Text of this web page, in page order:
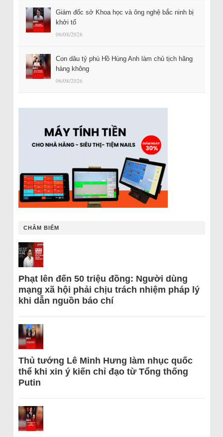
Giám đốc sở Khoa học và ông nghệ bắc ninh bị
khởi tố
06/08/2026
Con dâu tỷ phú Hồ Hùng Anh làm chủ tịch hãng
hàng không
06/08/2026
CHÂM BIẾM
Phạt lên đến 50 triệu đồng: Người dùng
mạng xã hội phải chịu trách nhiệm pháp lý
khi dẫn nguồn báo chí
Thủ tướng Lê Minh Hưng làm nhục quốc
thể khi xin ý kiến chỉ đạo từ Tổng thống
Putin